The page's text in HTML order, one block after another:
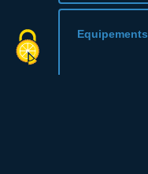
Equipements